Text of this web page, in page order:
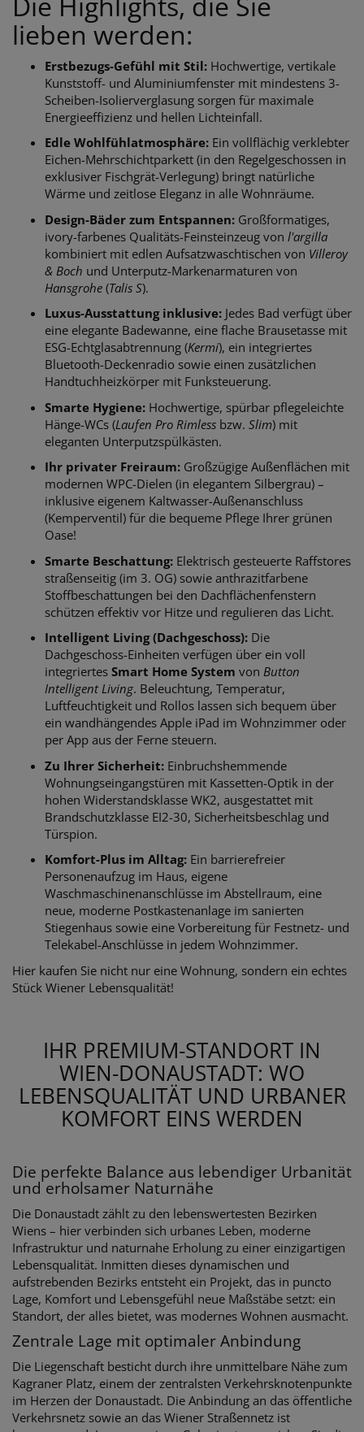
lieben werden:
Erstbezugs-Gefühl mit Stil: Hochwertige, vertikale
Kunststoff- und Aluminiumfenster mit mindestens 3-
Scheiben-Isolierverglasung sorgen für maximale
Energieeffizienz und hellen Lichteinfall.
Edle Wohlfühlatmosphäre: Ein vollflächig verklebter
Eichen-Mehrschichtparkett (in den Regelgeschossen in
exklusiver Fischgrät-Verlegung) bringt natürliche
Wärme und zeitlose Eleganz in alle Wohnräume.
Design-Bäder zum Entspannen: Großformatiges,
ivory-farbenes Qualitäts-Feinsteinzeug von l'argilla
kombiniert mit edlen Aufsatzwaschtischen von Villeroy
& Boch und Unterputz-Markenarmaturen von
Hansgrohe (Talis S).
Luxus-Ausstattung inklusive: Jedes Bad verfügt über
eine elegante Badewanne, eine flache Brausetasse mit
ESG-Echtglasabtrennung (Kermi), ein integriertes
Bluetooth-Deckenradio sowie einen zusätzlichen
Handtuchheizkörper mit Funksteuerung.
Smarte Hygiene: Hochwertige, spürbar pflegeleichte
Hänge-WCs (Laufen Pro Rimless bzw. Slim) mit
eleganten Unterputzspülkästen.
Ihr privater Freiraum: Großzügige Außenflächen mit
modernen WPC-Dielen (in elegantem Silbergrau) –
inklusive eigenem Kaltwasser-Außenanschluss
(Kemperventil) für die bequeme Pflege Ihrer grünen
Oase!
Smarte Beschattung: Elektrisch gesteuerte Raffstores
straßenseitig (im 3. OG) sowie anthrazitfarbene
Stoffbeschattungen bei den Dachflächenfenstern
schützen effektiv vor Hitze und regulieren das Licht.
Intelligent Living (Dachgeschoss): Die
Dachgeschoss-Einheiten verfügen über ein voll
integriertes Smart Home System von Button
Intelligent Living. Beleuchtung, Temperatur,
Luftfeuchtigkeit und Rollos lassen sich bequem über
ein wandhängendes Apple iPad im Wohnzimmer oder
per App aus der Ferne steuern.
Zu Ihrer Sicherheit: Einbruchshemmende
Wohnungseingangstüren mit Kassetten-Optik in der
hohen Widerstandsklasse WK2, ausgestattet mit
Brandschutzklasse EI2-30, Sicherheitsbeschlag und
Türspion.
Komfort-Plus im Alltag: Ein barrierefreier
Personenaufzug im Haus, eigene
Waschmaschinenanschlüsse im Abstellraum, eine
neue, moderne Postkastenanlage im sanierten
Stiegenhaus sowie eine Vorbereitung für Festnetz- und
Telekabel-Anschlüsse in jedem Wohnzimmer.
Hier kaufen Sie nicht nur eine Wohnung, sondern ein echtes
Stück Wiener Lebensqualität!
IHR PREMIUM-STANDORT IN
WIEN-DONAUSTADT: WO
LEBENSQUALITÄT UND URBANER
KOMFORT EINS WERDEN
Die perfekte Balance aus lebendiger Urbanität
und erholsamer Naturnähe
Die Donaustadt zählt zu den lebenswertesten Bezirken
Wiens – hier verbinden sich urbanes Leben, moderne
Infrastruktur und naturnahe Erholung zu einer einzigartigen
Lebensqualität. Inmitten dieses dynamischen und
aufstrebenden Bezirks entsteht ein Projekt, das in puncto
Lage, Komfort und Lebensgefühl neue Maßstäbe setzt: ein
Standort, der alles bietet, was modernes Wohnen ausmacht.
Zentrale Lage mit optimaler Anbindung
Die Liegenschaft besticht durch ihre unmittelbare Nähe zum
Kagraner Platz, einem der zentralsten Verkehrsknotenpunkte
im Herzen der Donaustadt. Die Anbindung an das öffentliche
Verkehrsnetz sowie an das Wiener Straßennetz ist